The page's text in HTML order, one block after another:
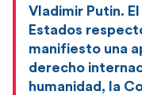
Vladimir Putin.
Estados
manifiesto una
derecho
humanidad, la